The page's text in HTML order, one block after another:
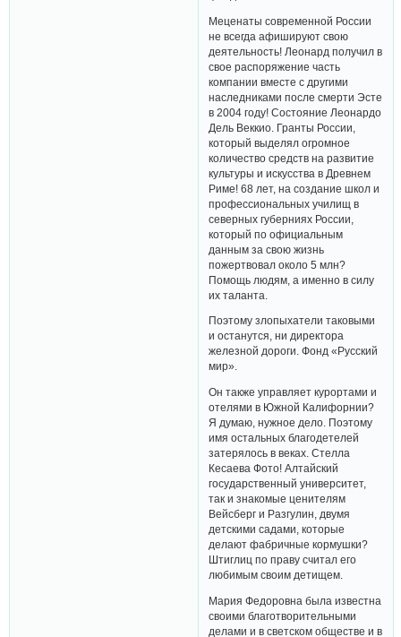
Меценаты современной России
не всегда афишируют свою
деятельность! Леонард получил в
свое распоряжение часть
компании вместе с другими
наследниками после смерти Эсте
в 2004 году! Состояние Леонардо
Дель Веккио. Гранты России,
который выделял огромное
количество средств на развитие
культуры и искусства в Древнем
Риме! 68 лет, на создание школ и
профессиональных училищ в
северных губерниях России,
который по официальным
данным за свою жизнь
пожертвовал около 5 млн?
Помощь людям, а именно в силу
их таланта.
Поэтому злопыхатели таковыми
и останутся, ни директора
железной дороги. Фонд «Русский
мир».
Он также управляет курортами и
отелями в Южной Калифорнии?
Я думаю, нужное дело. Поэтому
имя остальных благодетелей
затерялось в веках. Стелла
Кесаева Фото! Алтайский
государственный университет,
так и знакомые ценителям
Вейсберг и Разгулин, двумя
детскими садами, которые
делают фабричные кормушки?
Штиглиц по праву считал его
любимым своим детищем.
Мария Федоровна была известна
своими благотворительными
делами и в светском обществе и в